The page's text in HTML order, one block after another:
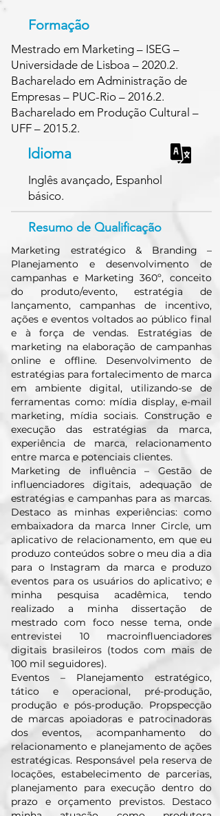
Formação
Mestrado em Marketing – ISEG –
Universidade de Lisboa – 2020.2.
Bacharelado em Administração de
Empresas – PUC-Rio – 2016.2.
Bacharelado em Produção Cultural –
UFF – 2015.2.
Idioma
Inglês avançado, Espanhol
básico.
Resumo de Qualificação
Marketing estratégico & Branding –
Planejamento e desenvolvimento de
campanhas e Marketing 360º, conceito
do produto/evento, estratégia de
lançamento, campanhas de incentivo,
ações e eventos voltados ao público final
e à força de vendas. Estratégias de
marketing na elaboração de campanhas
online e offline. Desenvolvimento de
estratégias para fortalecimento de marca
em ambiente digital, utilizando-se de
ferramentas como: mídia display, e-mail
marketing, mídia sociais. Construção e
execução das estratégias da marca,
experiência de marca, relacionamento
entre marca e potenciais clientes.
Marketing de influência – Gestão de
influenciadores digitais, adequação de
estratégias e campanhas para as marcas.
Destaco as minhas experiências: como
embaixadora da marca Inner Circle, um
aplicativo de relacionamento, em que eu
produzo conteúdos sobre o meu dia a dia
para o Instagram da marca e produzo
eventos para os usuários do aplicativo; e
minha pesquisa acadêmica, tendo
realizado a minha dissertação de
mestrado com foco nesse tema, onde
entrevistei 10 macroinfluenciadores
digitais brasileiros (todos com mais de
100 mil seguidores).
Eventos – Planejamento estratégico,
tático e operacional, pré-produção,
produção e pós-produção. Propspecção
de marcas apoiadoras e patrocinadoras
dos eventos, acompanhamento do
relacionamento e planejamento de ações
estratégicas. Responsável pela reserva de
locações, estabelecimento de parcerias,
planejamento para execução dentro do
prazo e orçamento previstos. Destaco